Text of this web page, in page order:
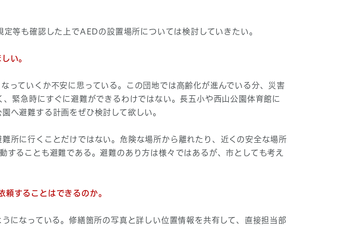
等も確認した上でAEDの設置場所については検討していきたい。
い。
っていくか不安に思っている。この団地では高齢化が進んでいる分、災害
緊急時にすぐに避難ができるわけではない。長五小や西山公園体育館に
へ避難する計画をぜひ検討して欲しい。
所に行くことだけではない。危険な場所から離れたり、近くの安全な場所
ることも避難である。避難のあり方は様々ではあるが、市としても考え
することはできるのか。
なっている。修繕箇所の写真と詳しい位置情報を共有して、直接担当部